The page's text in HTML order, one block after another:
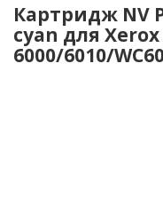
Картридж NV
cyan для
6000/6010/